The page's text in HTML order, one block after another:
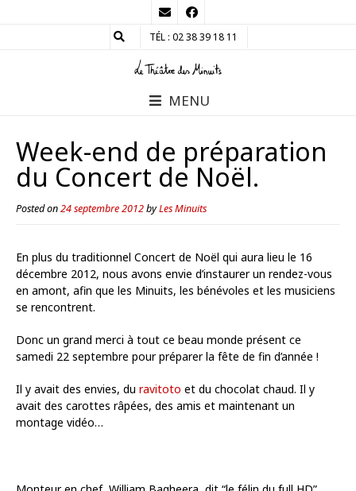
TÉL : 02 38 39 18 11
MENU
Week-end de préparation
du Concert de Noël.
Posted on24 septembre 2012byLes Minuits
En plus du traditionnel Concert de Noël qui aura lieu le 16
décembre 2012, nous avons envie d’instaurer un rendez-vous
en amont, afin que les Minuits, les bénévoles et les musiciens
se rencontrent.
Donc un grand merci à tout ce beau monde présent ce
samedi 22 septembre pour préparer la fête de fin d’année !
Il y avait des envies, du ravitoto et du chocolat chaud. Il y
avait des carottes râpées, des amis et maintenant un
montage vidéo…